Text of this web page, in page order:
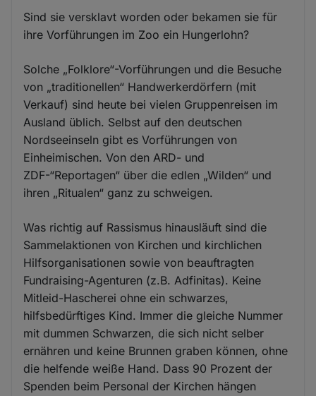
Sind sie versklavt worden oder bekamen sie für
ihre Vorführungen im Zoo ein Hungerlohn?
Solche „Folklore“-Vorführungen und die Besuche
von „traditionellen“ Handwerkerdörfern (mit
Verkauf) sind heute bei vielen Gruppenreisen im
Ausland üblich. Selbst auf den deutschen
Nordseeinseln gibt es Vorführungen von
Einheimischen. Von den ARD- und
ZDF-“Reportagen“ über die edlen „Wilden“ und
ihren „Ritualen“ ganz zu schweigen.
Was richtig auf Rassismus hinausläuft sind die
Sammelaktionen von Kirchen und kirchlichen
Hilfsorganisationen sowie von beauftragten
Fundraising-Agenturen (z.B. Adfinitas). Keine
Mitleid-Hascherei ohne ein schwarzes,
hilfsbedürftiges Kind. Immer die gleiche Nummer
mit dummen Schwarzen, die sich nicht selber
ernähren und keine Brunnen graben können, ohne
die helfende weiße Hand. Dass 90 Prozent der
Spenden beim Personal der Kirchen hängen